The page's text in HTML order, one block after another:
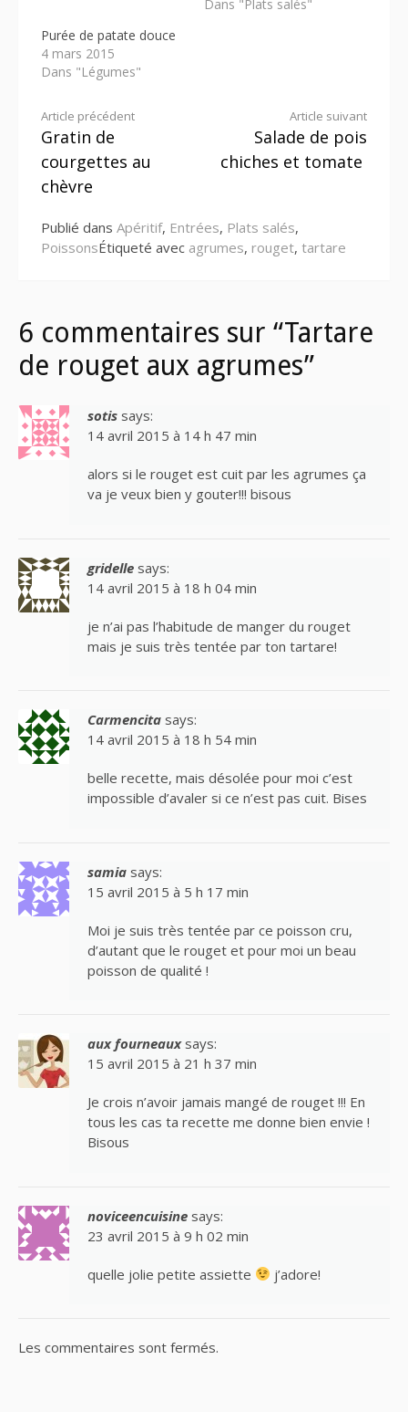
Dans "Plats salés"
Purée de patate douce
4 mars 2015
Dans "Légumes"
Lire
la
suite
Article précédent
Gratin de
courgettes au
chèvre
Article suivant
Salade de pois
chiches et tomate
Publié dans Apéritif, Entrées, Plats salés,
PoissonsÉtiqueté avec agrumes, rouget, tartare
6 commentaires sur “Tartare
de rouget aux agrumes”
sotis says:
14 avril 2015 à 14 h 47 min
alors si le rouget est cuit par les agrumes ça
va je veux bien y gouter!!! bisous
gridelle says:
14 avril 2015 à 18 h 04 min
je n’ai pas l’habitude de manger du rouget
mais je suis très tentée par ton tartare!
Carmencita says:
14 avril 2015 à 18 h 54 min
belle recette, mais désolée pour moi c’est
impossible d’avaler si ce n’est pas cuit. Bises
samia says:
15 avril 2015 à 5 h 17 min
Moi je suis très tentée par ce poisson cru,
d’autant que le rouget et pour moi un beau
poisson de qualité !
aux fourneaux says:
15 avril 2015 à 21 h 37 min
Je crois n’avoir jamais mangé de rouget !!! En
tous les cas ta recette me donne bien envie !
Bisous
noviceencuisine says:
23 avril 2015 à 9 h 02 min
quelle jolie petite assiette j’adore!
Les commentaires sont fermés.